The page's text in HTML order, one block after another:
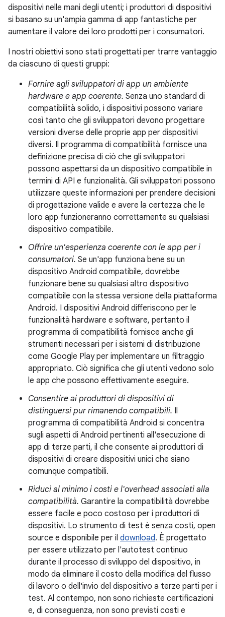
dispositivi nelle mani degli utenti; i produttori di dispositivi
si basano su un'ampia gamma di app fantastiche per
aumentare il valore dei loro prodotti per i consumatori.
I nostri obiettivi sono stati progettati per trarre vantaggio
da ciascuno di questi gruppi:
Fornire agli sviluppatori di app un ambiente
hardware e app coerente. Senza uno standard di
compatibilità solido, i dispositivi possono variare
così tanto che gli sviluppatori devono progettare
versioni diverse delle proprie app per dispositivi
diversi. Il programma di compatibilità fornisce una
definizione precisa di ciò che gli sviluppatori
possono aspettarsi da un dispositivo compatibile in
termini di API e funzionalità. Gli sviluppatori possono
utilizzare queste informazioni per prendere decisioni
di progettazione valide e avere la certezza che le
loro app funzioneranno correttamente su qualsiasi
dispositivo compatibile.
Offrire un'esperienza coerente con le app per i
consumatori. Se un'app funziona bene su un
dispositivo Android compatibile, dovrebbe
funzionare bene su qualsiasi altro dispositivo
compatibile con la stessa versione della piattaforma
Android. I dispositivi Android differiscono per le
funzionalità hardware e software, pertanto il
programma di compatibilità fornisce anche gli
strumenti necessari per i sistemi di distribuzione
come Google Play per implementare un filtraggio
appropriato. Ciò significa che gli utenti vedono solo
le app che possono effettivamente eseguire.
Consentire ai produttori di dispositivi di
distinguersi pur rimanendo compatibili. Il
programma di compatibilità Android si concentra
sugli aspetti di Android pertinenti all'esecuzione di
app di terze parti, il che consente ai produttori di
dispositivi di creare dispositivi unici che siano
comunque compatibili.
Riduci al minimo i costi e l'overhead associati alla
compatibilità. Garantire la compatibilità dovrebbe
essere facile e poco costoso per i produttori di
dispositivi. Lo strumento di test è senza costi, open
source e disponibile per il download. È progettato
per essere utilizzato per l'autotest continuo
durante il processo di sviluppo del dispositivo, in
modo da eliminare il costo della modifica del flusso
di lavoro o dell'invio del dispositivo a terze parti per i
test. Al contempo, non sono richieste certificazioni
e, di conseguenza, non sono previsti costi e